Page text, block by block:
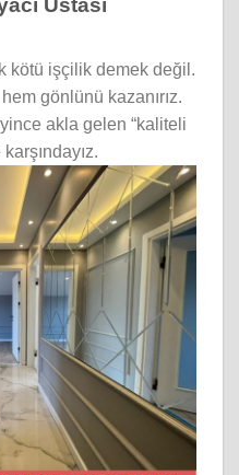
kötü işçilik demek değil.
gönlünü kazanırız.
akla gelen “kaliteli